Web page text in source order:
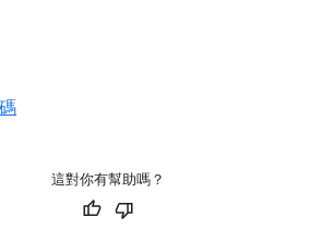
這對你有幫助嗎？